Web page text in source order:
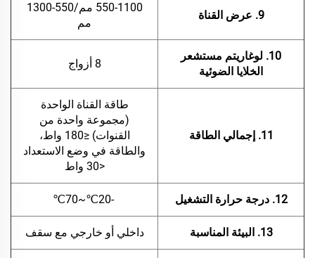
9. عرض القناة
550-1100 مم/550-1300
مم
10. لوغاريتم مستشعر
الخلايا الضوئية
8 أزواج
11. إجمالي الطاقة
طاقة القناة الواحدة
(مجموعة واحدة من
القنوات) ≤180 واط،
والطاقة في وضع الاستعداد
<30 واط
12. درجة حرارة التشغيل -20℃~70℃
13. البيئة المناسبة داخلي أو خارجي مع سقف